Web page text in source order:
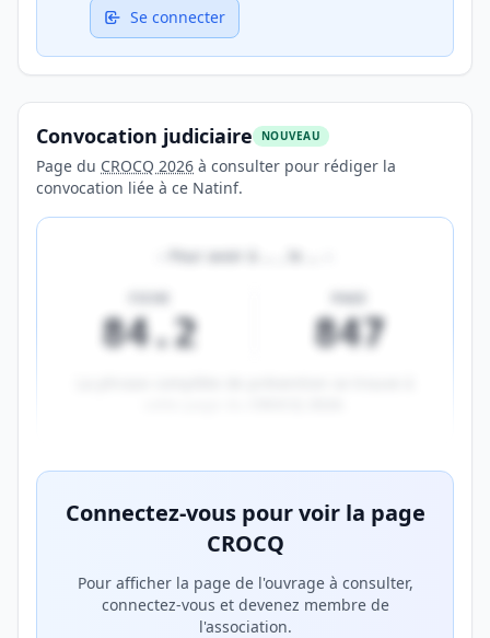
Se connecter
Convocation judiciaire NOUVEAU
Page du CROCQ 2026 à consulter pour rédiger la
convocation liée à ce Natinf.
Pour avoir à
84.2 847
Connectez-vous pour voir la page
CROCQ
Pour afficher la page de l'ouvrage à consulter,
connectez-vous et devenez membre de
l'association.